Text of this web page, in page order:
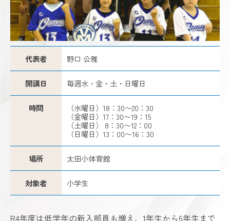
代表者 野口 公雅
開講日 毎週水・金・土・日曜日
時間
（水曜日）18：30〜20：30
（金曜日）17：30〜19：15
（土曜日） 8：30〜12：00
（日曜日）13：00〜16：30
場所 太田小体育館
対象者 小学生
R4年度は低学年の新入部員も増え、1年生から6年生まで